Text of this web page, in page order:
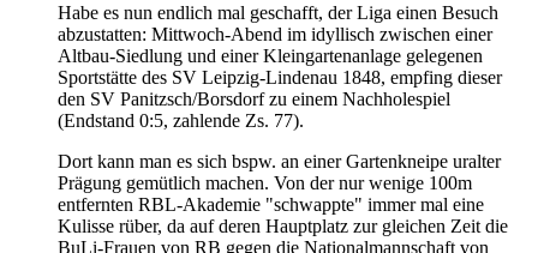
Habe es nun endlich mal geschafft, der Liga einen Besuch
abzustatten: Mittwoch-Abend im idyllisch zwischen einer
Altbau-Siedlung und einer Kleingartenanlage gelegenen
Sportstätte des SV Leipzig-Lindenau 1848, empfing dieser
den SV Panitzsch/Borsdorf zu einem Nachholespiel
(Endstand 0:5, zahlende Zs. 77).
Dort kann man es sich bspw. an einer Gartenkneipe uralter
Prägung gemütlich machen. Von der nur wenige 100m
entfernten RBL-Akademie "schwappte" immer mal eine
Kulisse rüber, da auf deren Hauptplatz zur gleichen Zeit die
BuLi-Frauen von RB gegen die Nationalmannschaft von